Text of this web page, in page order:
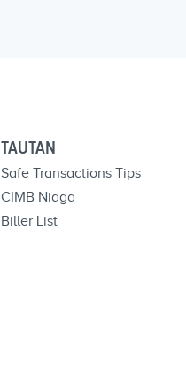
TAUTAN
Safe Transactions Tips
CIMB Niaga
Biller List